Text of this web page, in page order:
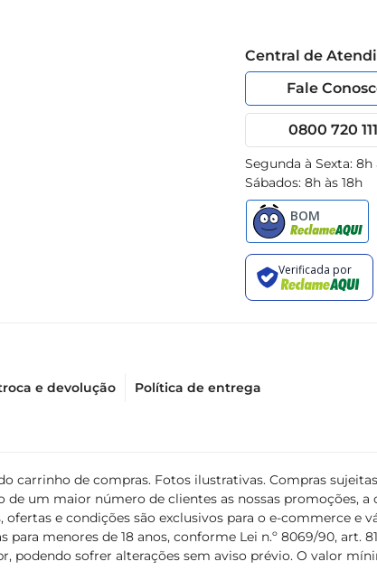
Central de
Fale
0800 720
Segunda à Sexta: 8h
Sábados: 8h às 18h
e devolução Política de entrega
carrinho de compras. Fotos ilustrativas. Compras
de um maior número de clientes as nossas promoções,
e condições são exclusivos para o e-commerce e
menores de 18 anos, conforme Lei n.º 8069/90, art.
, podendo sofrer alterações sem aviso prévio. O valor